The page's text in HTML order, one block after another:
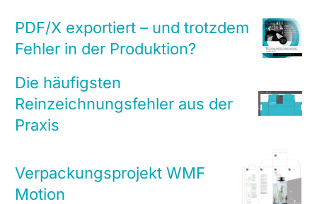
PDF/X exportiert – und trotzdem
Fehler in der Produktion?
Die häufigsten
Reinzeichnungsfehler aus der
Praxis
Verpackungsprojekt WMF
Motion